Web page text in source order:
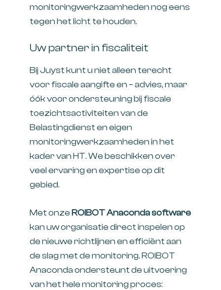
monitoringwerkzaamheden nog eens
tegen het licht te houden.
Uw partner in fiscaliteit
Bij Juyst kunt u niet alleen terecht
voor fiscale aangifte en – advies, maar
óók voor ondersteuning bij fiscale
toezichtsactiviteiten van de
Belastingdienst en eigen
monitoringwerkzaamheden in het
kader van HT. We beschikken over
veel ervaring en expertise op dit
gebied.
Met onze ROIBOT Anaconda software
kan uw organisatie direct inspelen op
de nieuwe richtlijnen en efficiënt aan
de slag met de monitoring. ROIBOT
Anaconda ondersteunt de uitvoering
van het hele monitoring proces: